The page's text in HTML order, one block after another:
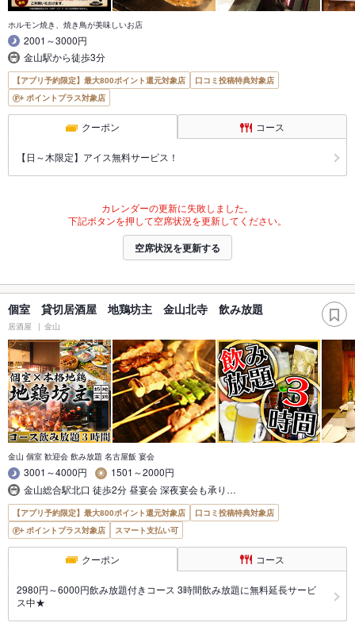
ホルモン焼き、焼き鳥が美味しいお店
2001～3000円
金山駅から徒歩3分
【アプリ予約限定】最大800ポイント還元対象店
口コミ投稿特典対象店
ポイントプラス対象店
クーポン コース
【日～木限定】アイス無料サービス！
カレンダーの更新に失敗しました。
下記ボタンを押して空席状況を更新してください。
空席状況を更新する
個室 貸切居酒屋 地鶏坊主 金山北寺 飲み放題
居酒屋 金山
金山 個室 歓迎会 飲み放題 名古屋飯 宴会
3001～4000円
1501～2000円
金山総合駅北口 徒歩2分 昼宴会 深夜宴会も承り…
【アプリ予約限定】最大800ポイント還元対象店
口コミ投稿特典対象店
ポイントプラス対象店
スマート支払い可
クーポン コース
2980円～6000円飲み放題付きコース 3時間飲み放題に無料延長サービ
ス中★